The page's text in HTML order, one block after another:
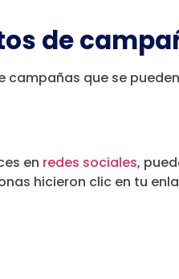
de
que se
en redes sociales,
hicieron clic en tu